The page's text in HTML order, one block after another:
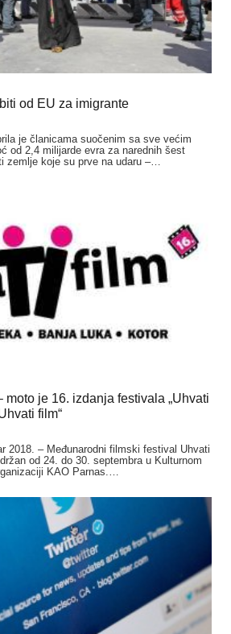
od EU za imigrante
je članicama suočenim sa sve većim
od 2,4 milijarde evra za narednih šest
zemlje koje su prve na udaru –…
moto je 16. izdanja festivala „Uhvati
film“
2018. – Međunarodni filmski festival Uhvati
od 24. do 30. septembra u Kulturnom
KAO Parnas.…